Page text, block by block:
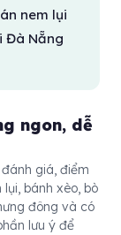
nem lụi
Đà Nẵng
ngon, dễ
giá, điểm
bánh xèo, bò
đông và có
lưu ý để